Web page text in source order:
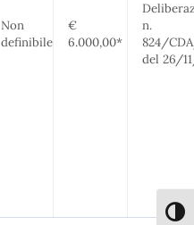
Non
definibile
€
6.000,00*
n.
824/
del 26/